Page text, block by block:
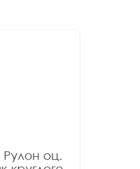
оц.